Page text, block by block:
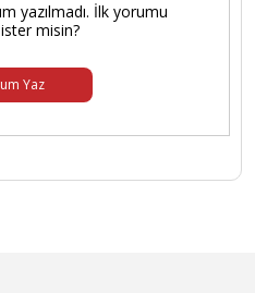
yazılmadı. İlk yorumu
misin?
Yaz